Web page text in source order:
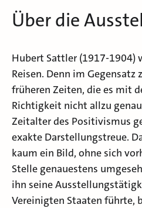
Über die
Hubert Sattler (1917-1904)
Reisen. Denn im Gegensatz
früheren Zeiten, die es mit
Richtigkeit nicht allzu
Zeitalter des Positivismus
exakte Darstellungstreue.
kaum ein Bild, ohne sich
Stelle genauestens
ihn seine
Vereinigten Staaten führte,